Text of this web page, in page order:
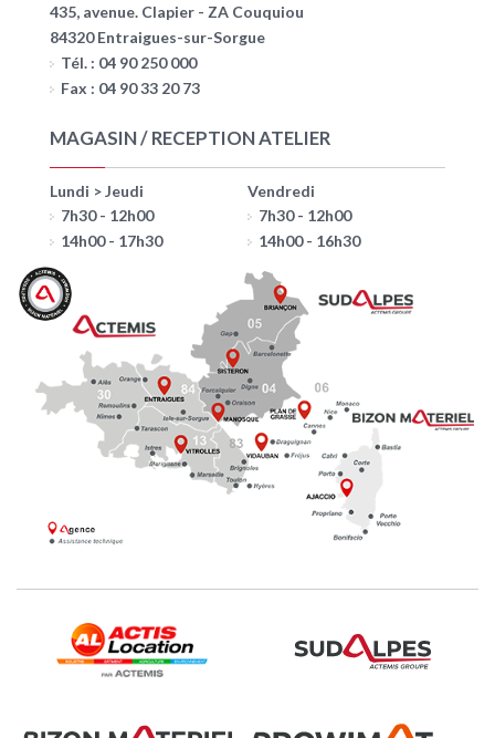
435, avenue. Clapier - ZA Couquiou
84320 Entraigues-sur-Sorgue
Tél. : 04 90 250 000
Fax : 04 90 33 20 73
MAGASIN / RECEPTION ATELIER
Lundi > Jeudi
7h30 - 12h00
14h00 - 17h30
Vendredi
7h30 - 12h00
14h00 - 16h30